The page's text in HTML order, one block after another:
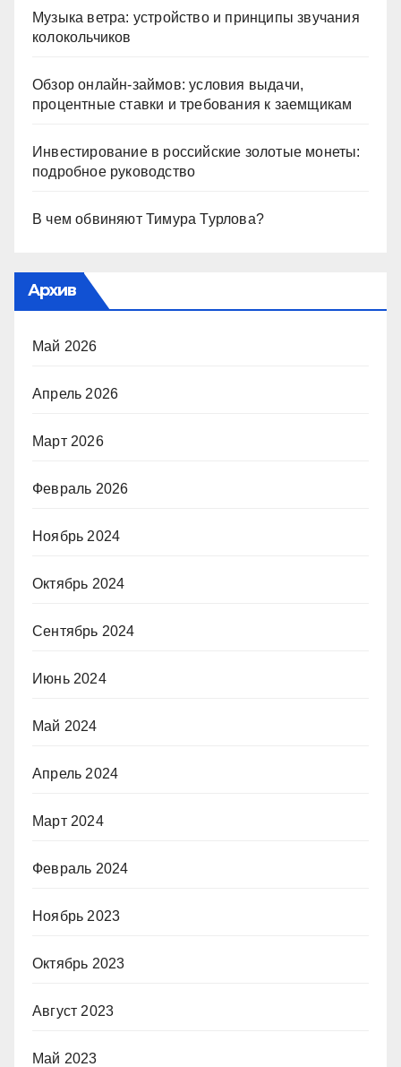
Музыка ветра: устройство и принципы звучания
колокольчиков
Обзор онлайн-займов: условия выдачи,
процентные ставки и требования к заемщикам
Инвестирование в российские золотые монеты:
подробное руководство
В чем обвиняют Тимура Турлова?
Архив
Май 2026
Апрель 2026
Март 2026
Февраль 2026
Ноябрь 2024
Октябрь 2024
Сентябрь 2024
Июнь 2024
Май 2024
Апрель 2024
Март 2024
Февраль 2024
Ноябрь 2023
Октябрь 2023
Август 2023
Май 2023